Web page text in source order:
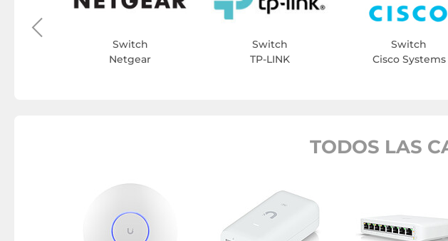
Switch
Netgear
Switch
TP-LINK
Switch
Cisco Systems
TODOS LAS